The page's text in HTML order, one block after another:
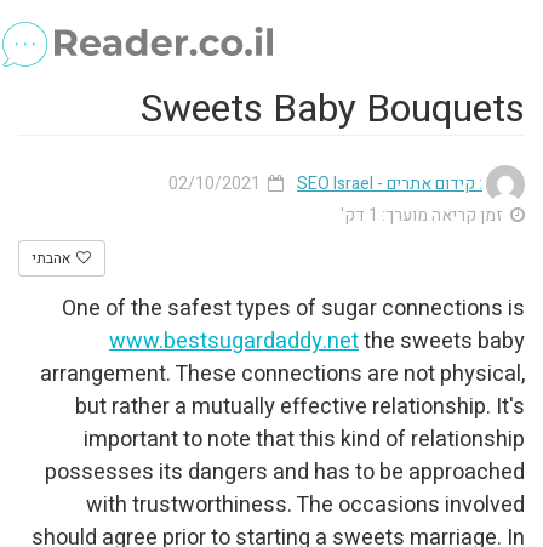
Sweets
02/10/2021
One of the safest
arrangement. These
but rather a mutually
important to note
possesses its dangers
with
should agree prior to